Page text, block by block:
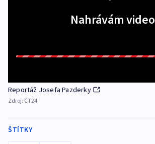
Nahrávám video
Reportáž Josefa Pazderky
Zdroj: ČT24
ŠTÍTKY